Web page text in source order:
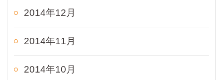
2014年12月
2014年11月
2014年10月